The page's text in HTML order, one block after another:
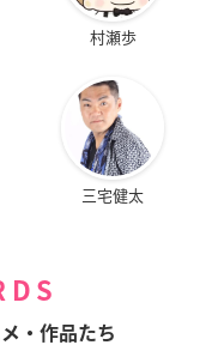
村瀬歩
三宅健太
・作品たち